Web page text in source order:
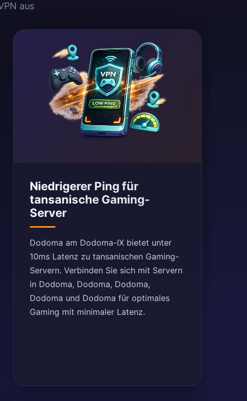
aus
Niedrigerer Ping für
tansanische Gaming-
Server
Dodoma am Dodoma-IX bietet unter
10ms Latenz zu tansanischen Gaming-
Servern. Verbinden Sie sich mit Servern
in Dodoma, Dodoma, Dodoma,
Dodoma und Dodoma für optimales
Gaming mit minimaler Latenz.